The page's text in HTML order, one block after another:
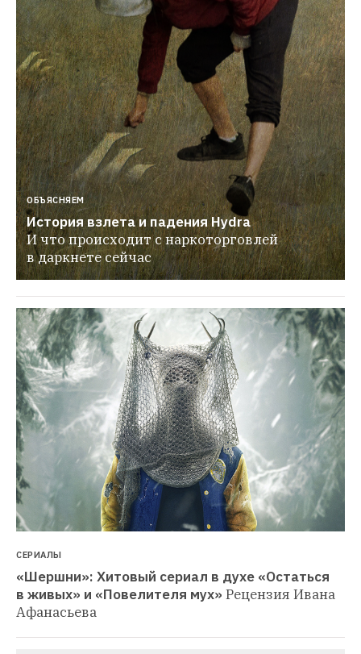
ОБЪЯСНЯЕМ
История взлета и падения Hydra
И что происходит с наркоторговлей
в даркнете сейчас
СЕРИАЛЫ
«Шершни»: Хитовый сериал в духе «Остаться
в живых» и «Повелителя мух» Рецензия Ивана
Афанасьева